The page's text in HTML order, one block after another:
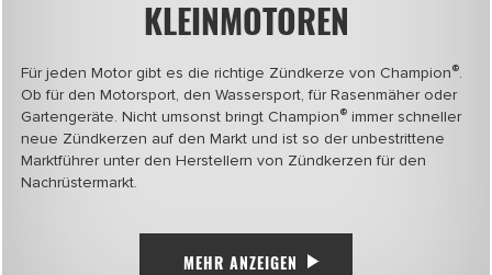
KLEINMOTOREN
Für jeden Motor gibt es die richtige Zündkerze von Champion®.
Ob für den Motorsport, den Wassersport, für Rasenmäher oder
Gartengeräte. Nicht umsonst bringt Champion® immer schneller
neue Zündkerzen auf den Markt und ist so der unbestrittene
Marktführer unter den Herstellern von Zündkerzen für den
Nachrüstermarkt.
MEHR ANZEIGEN